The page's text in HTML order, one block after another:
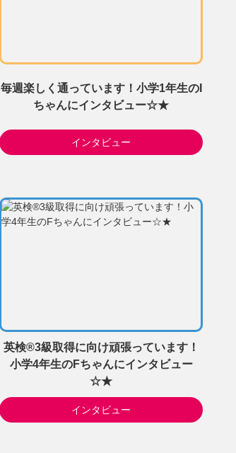
毎週楽しく通っています！小学1年生のI
ちゃんにインタビュー☆★
インタビュー
英検®3級取得に向け頑張っています！
小学4年生のFちゃんにインタビュー
☆★
インタビュー